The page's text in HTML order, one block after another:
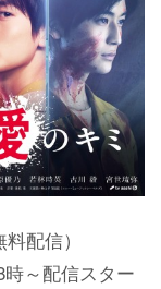
配信）
時～配信スター